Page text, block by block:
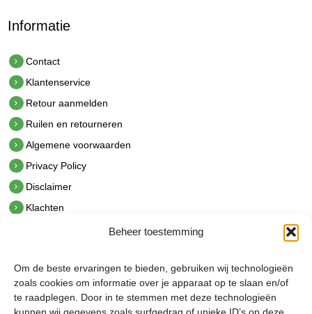
Beheer toestemming
Om de beste ervaringen te bieden, gebruiken wij technologieën
zoals cookies om informatie over je apparaat op te slaan en/of
te raadplegen. Door in te stemmen met deze technologieën
Informatie
Contact
Klantenservice
Retour aanmelden
Ruilen en retourneren
Algemene voorwaarden
Privacy Policy
Disclaimer
Klachten
hetindustriehuis B.V.
De Hoek 1 1601 MR Enkhuizen
t.0228 53 00 40
e.info@hetindustriehuis.com